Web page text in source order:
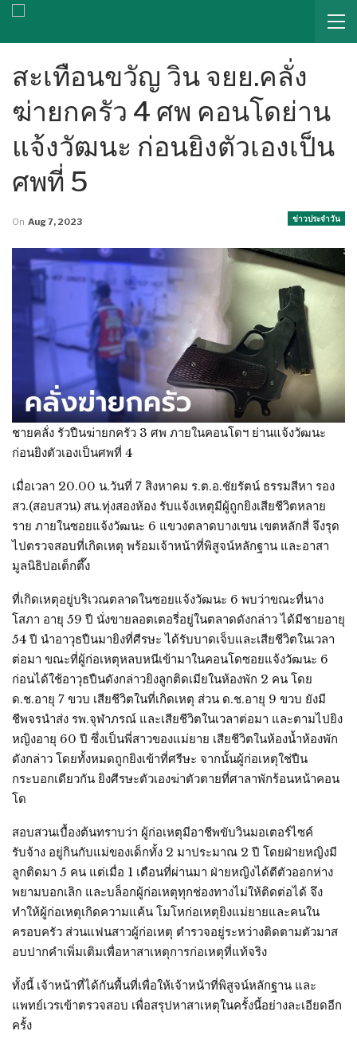
สะเทือนขวัญ วิน จยย.คลั่ง
ฆ่ายกครัว 4 ศพ คอนโดย่าน
แจ้งวัฒนะ ก่อนยิงตัวเองเป็น
ศพที่ 5
ข่าวประจำวัน
On Aug 7, 2023
ชายคลั่ง รัวปืนฆ่ายกครัว 3 ศพ ภายในคอนโดฯ ย่านแจ้งวัฒนะ
ก่อนยิงตัวเองเป็นศพที่ 4
เมื่อเวลา 20.00 น.วันที่ 7 สิงหาคม ร.ต.อ.ชัยรัตน์ ธรรมสีหา รอง
สว.(สอบสวน) สน.ทุ่งสองห้อง รับแจ้งเหตุมีผู้ถูกยิงเสียชีวิตหลาย
ราย ภายในซอยแจ้งวัฒนะ 6 แขวงตลาดบางเขน เขตหลักสี่ จึงรุด
ไปตรวจสอบที่เกิดเหตุ พร้อมเจ้าหน้าที่พิสูจน์หลักฐาน และอาสา
มูลนิธิปอเต็กตึ๊ง
ที่เกิดเหตุอยู่บริเวณตลาดในซอยแจ้งวัฒนะ 6 พบว่าขณะที่นาง
โสภา อายุ 59 ปี นั่งขายลอตเตอรี่อยู่ในตลาดดังกล่าว ได้มีชายอายุ
54 ปี นำอาวุธปืนมายิงที่ศีรษะ ได้รับบาดเจ็บและเสียชีวิตในเวลา
ต่อมา ขณะที่ผู้ก่อเหตุหลบหนีเข้ามาในคอนโดซอยแจ้งวัฒนะ 6
ก่อนได้ใช้อาวุธปืนดังกล่าวยิงลูกติดเมียในห้องพัก 2 คน โดย
ด.ช.อายุ 7 ขวบ เสียชีวิตในที่เกิดเหตุ ส่วน ด.ช.อายุ 9 ขวบ ยังมี
ชีพจรนำส่ง รพ.จุฬาภรณ์ และเสียชีวิตในเวลาต่อมา และตามไปยิง
หญิงอายุ 60 ปี ซึ่งเป็นพี่สาวของแม่ยาย เสียชีวิตในห้องน้ำห้องพัก
ดังกล่าว โดยทั้งหมดถูกยิงเข้าที่ศรีษะ จากนั้นผู้ก่อเหตุใช่ปืน
กระบอกเดียวกัน ยิงศีรษะตัวเองฆ่าตัวตายที่ศาลาพักร้อนหน้าคอน
โด
สอบสวนเบื้องต้นทราบว่า ผู้ก่อเหตุมีอาชีพขับวินมอเตอร์ไซค์
รับจ้าง อยู่กินกับแม่ของเด็กทั้ง 2 มาประมาณ 2 ปี โดยฝ่ายหญิงมี
ลูกติดมา 5 คน แต่เมื่อ 1 เดือนที่ผ่านมา ฝ่ายหญิงได้ตีตัวออกห่าง
พยามบอกเลิก และบล็อกผู้ก่อเหตุทุกช่องทางไม่ให้ติดต่อได้ จึง
ทำให้ผู้ก่อเหตุเกิดความแค้น โมโหก่อเหตุยิงแม่ยายและคนใน
ครอบครัว ส่วนแฟนสาวผู้ก่อเหตุ ตำรวจอยู่ระหว่างติดตามตัวมาส
อบปากคำเพิ่มเติมเพื่อหาสาเหตุการก่อเหตุที่แท้จริง
ทั้งนี้ เจ้าหน้าที่ได้กันพื้นที่เพื่อให้เจ้าหน้าที่พิสูจน์หลักฐาน และ
แพทย์เวรเข้าตรวจสอบ เพื่อสรุปหาสาเหตุในครั้งนี้อย่างละเอียดอีก
ครั้ง